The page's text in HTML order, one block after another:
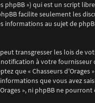
phpBB ») qui est un script
facilite seulement les
informations au sujet de
transgresser les lois de
à votre fournisseur
que « Chasseurs d'Orages
que vous avez
», ni phpBB ne